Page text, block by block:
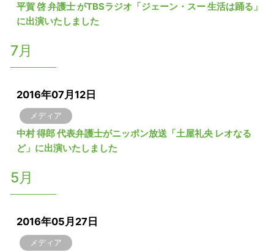
平賀 啓 弁護士 がTBSラジオ「ジェーン・スー 生活は踊る」
に出演いたしました
7月
2016年07月12日
メディア
中村 得郎 代表弁護士がニッポン放送「土屋礼央 レオなる
ど」に出演いたしました
5月
2016年05月27日
メディア